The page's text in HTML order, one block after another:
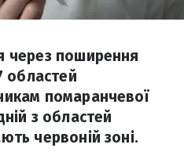
через поширення
областей
помаранчевої
з областей
червоній зоні.